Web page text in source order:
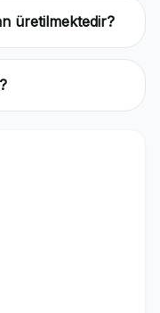
üretilmektedir?